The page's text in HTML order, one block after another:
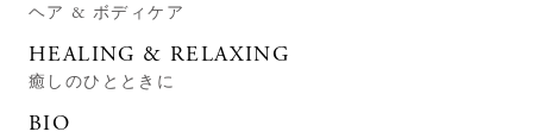
ヘア & ボディケア
HEALING & RELAXING
癒しのひとときに
BIO